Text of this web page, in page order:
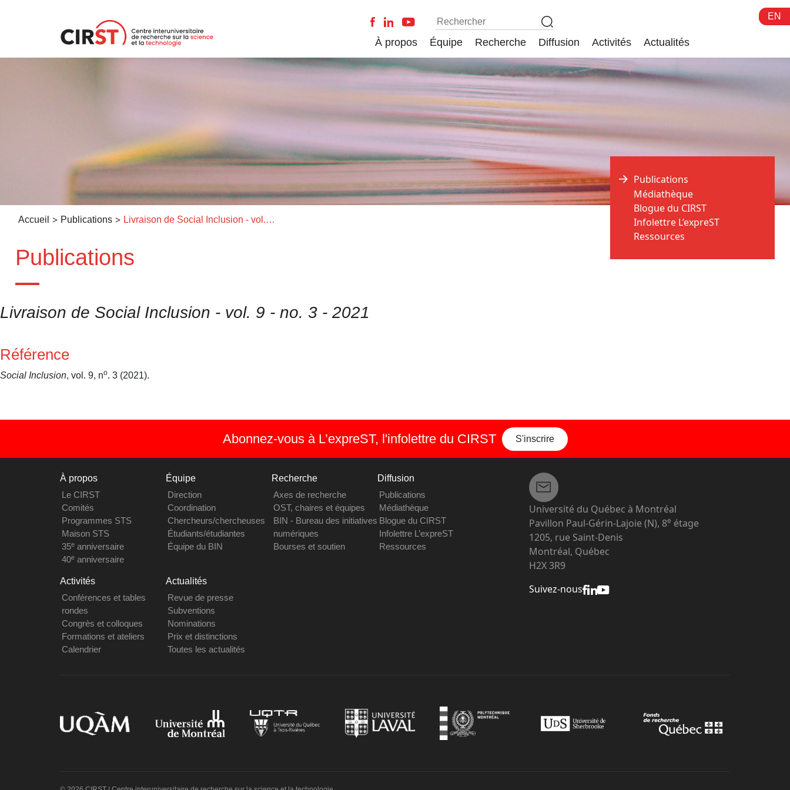
EN
À propos Équipe Recherche Diffusion Activités Actualités
Accueil > Publications > Livraison de Social Inclusion - vol. 9 - no. 3 - 2021
Publications
Publications
Médiathèque
Blogue du CIRST
Infolettre L’expreST
Ressources
Livraison de Social Inclusion - vol. 9 - no. 3 - 2021
Référence
Social Inclusion, vol. 9, no. 3 (2021).
Abonnez-vous à L’expreST, l'infolettre du CIRST S'inscrire
À propos
Le CIRST
Comités
Programmes STS
Maison STS
35eanniversaire
40eanniversaire
Équipe
Direction
Coordination
Chercheurs/chercheuses
Étudiants/étudiantes
Équipe du BIN
Recherche
Axes de recherche
OST, chaires et équipes
BIN - Bureau des initiatives
numériques
Bourses et soutien
Diffusion
Publications
Médiathèque
Blogue du CIRST
Infolettre L’expreST
Ressources
Activités
Conférences et tables
rondes
Congrès et colloques
Formations et ateliers
Calendrier
Actualités
Revue de presse
Subventions
Nominations
Prix et distinctions
Toutes les actualités
Université du Québec à Montréal
Pavillon Paul-Gérin-Lajoie (N), 8e étage
1205, rue Saint-Denis
Montréal, Québec
H2X 3R9
Suivez-nous